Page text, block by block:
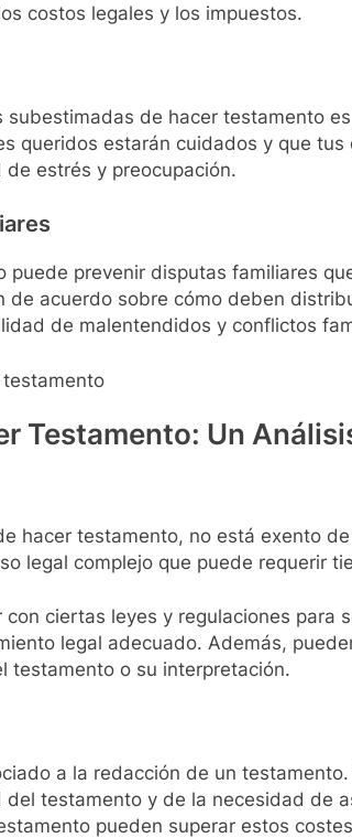
costos legales y los impuestos.
subestimadas de hacer testamento
queridos estarán cuidados y que
estrés y preocupación.
prevenir disputas familiares
de acuerdo sobre cómo deben
de malentendidos y conflictos
Testamento: Un
hacer testamento, no está exento
legal complejo que puede requerir
ciertas leyes y regulaciones para
legal adecuado. Además,
testamento o su interpretación.
a la redacción de un
testamento y de la necesidad de
pueden superar estos